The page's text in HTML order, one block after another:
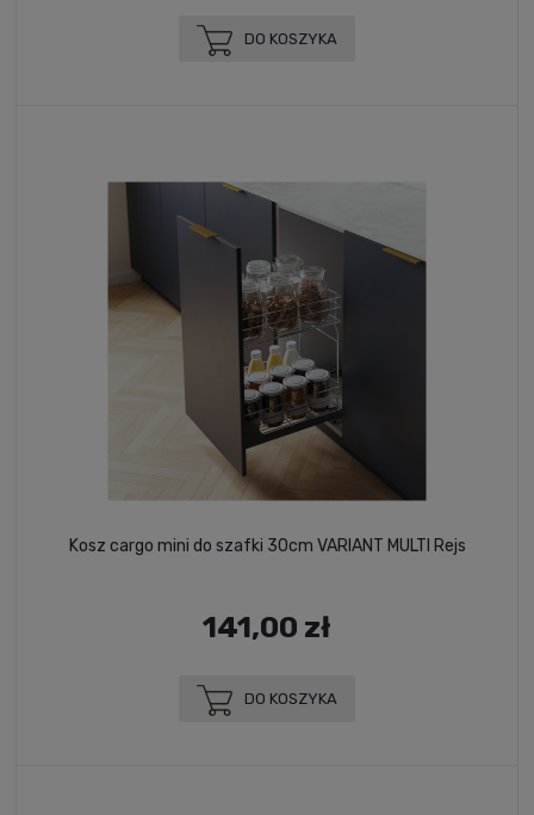
DO KOSZYKA
Kosz cargo mini do szafki 30cm VARIANT MULTI Rejs
141,00 zł
DO KOSZYKA